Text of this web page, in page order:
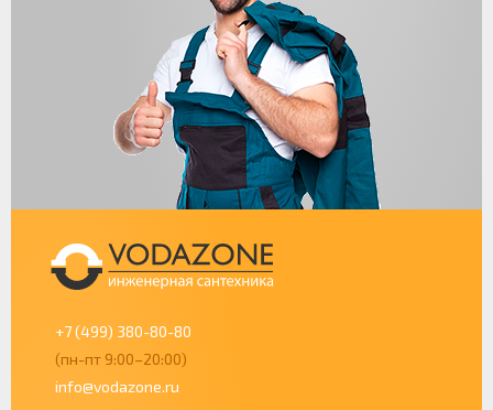
+7 (499) 380-80-80
(пн-пт 9:00–20:00)
info@vodazone.ru